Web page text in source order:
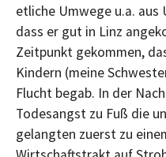
etliche Umwege u.a.
dass er gut in Linz
Zeitpunkt gekommen,
Kindern (meine
Flucht begab. In der
Todesangst zu Fuß die
gelangten zuerst zu